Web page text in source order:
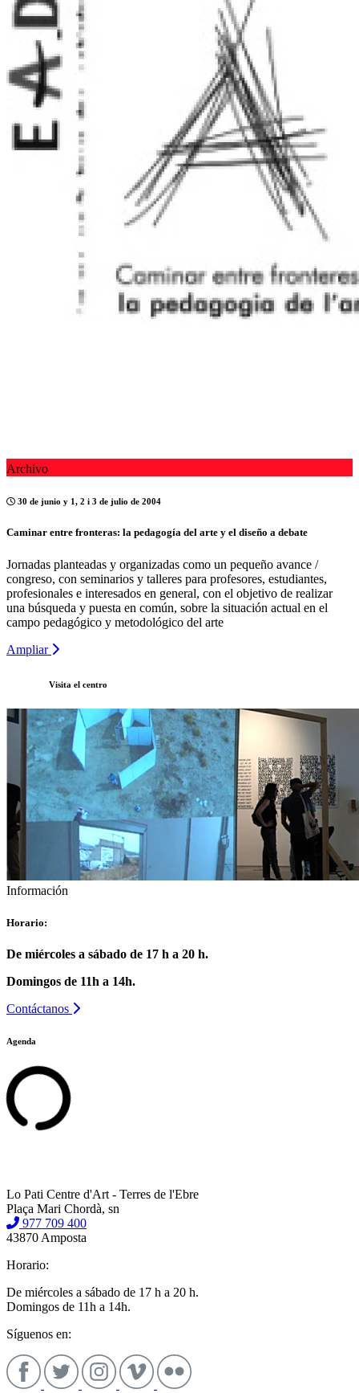
Archivo
30 de junio y 1, 2 i 3 de julio de 2004
Caminar entre fronteras: la pedagogía del arte y el diseño a debate
Jornadas planteadas y organizadas como un pequeño avance /
congreso, con seminarios y talleres para profesores, estudiantes,
profesionales e interesados en general, con el objetivo de realizar
una búsqueda y puesta en común, sobre la situación actual en el
campo pedagógico y metodológico del arte
Ampliar
Visita el centro
Información
Horario:
De miércoles a sábado de 17 h a 20 h.
Domingos de 11h a 14h.
Contáctanos
Agenda
Lo Pati Centre d'Art - Terres de l'Ebre
Plaça Mari Chordà, sn
977 709 400
43870 Amposta
Horario:
De miércoles a sábado de 17 h a 20 h.
Domingos de 11h a 14h.
Síguenos en: